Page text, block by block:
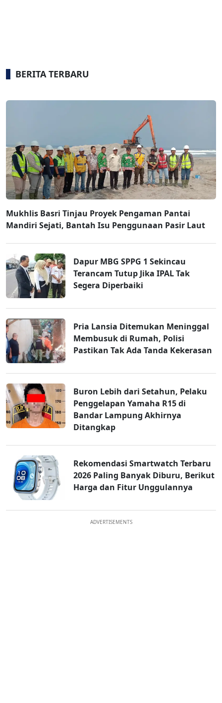
BERITA TERBARU
Mukhlis Basri Tinjau Proyek Pengaman Pantai
Mandiri Sejati, Bantah Isu Penggunaan Pasir Laut
Dapur MBG SPPG 1 Sekincau
Terancam Tutup Jika IPAL Tak
Segera Diperbaiki
Pria Lansia Ditemukan Meninggal
Membusuk di Rumah, Polisi
Pastikan Tak Ada Tanda Kekerasan
Buron Lebih dari Setahun, Pelaku
Penggelapan Yamaha R15 di
Bandar Lampung Akhirnya
Ditangkap
Rekomendasi Smartwatch Terbaru
2026 Paling Banyak Diburu, Berikut
Harga dan Fitur Unggulannya
ADVERTISEMENTS